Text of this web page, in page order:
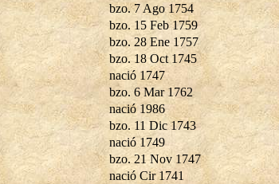
bzo. 7 Ago 1754
bzo. 15 Feb 1759
bzo. 28 Ene 1757
bzo. 18 Oct 1745
nació 1747
bzo. 6 Mar 1762
nació 1986
bzo. 11 Dic 1743
nació 1749
bzo. 21 Nov 1747
nació Cir 1741